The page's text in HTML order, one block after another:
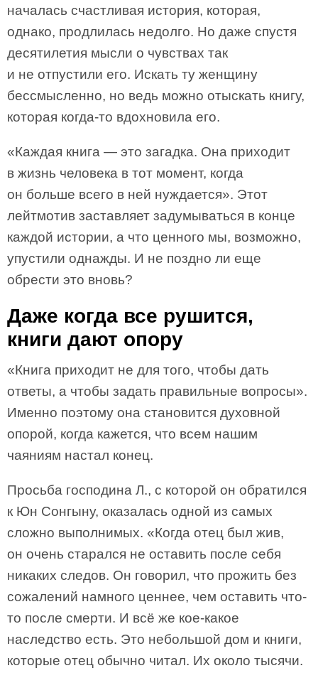
началась счастливая история, которая,
однако, продлилась недолго. Но даже спустя
десятилетия мысли о чувствах так
и не отпустили его. Искать ту женщину
бессмысленно, но ведь можно отыскать книгу,
которая когда-то вдохновила его.
«Каждая книга — это загадка. Она приходит
в жизнь человека в тот момент, когда
он больше всего в ней нуждается». Этот
лейтмотив заставляет задумываться в конце
каждой истории, а что ценного мы, возможно,
упустили однажды. И не поздно ли еще
обрести это вновь?
Даже когда все рушится,
книги дают опору
«Книга приходит не для того, чтобы дать
ответы, а чтобы задать правильные вопросы».
Именно поэтому она становится духовной
опорой, когда кажется, что всем нашим
чаяниям настал конец.
Просьба господина Л., с которой он обратился
к Юн Сонгыну, оказалась одной из самых
сложно выполнимых. «Когда отец был жив,
он очень старался не оставить после себя
никаких следов. Он говорил, что прожить без
сожалений намного ценнее, чем оставить что-
то после смерти. И всё же кое-какое
наследство есть. Это небольшой дом и книги,
которые отец обычно читал. Их около тысячи.